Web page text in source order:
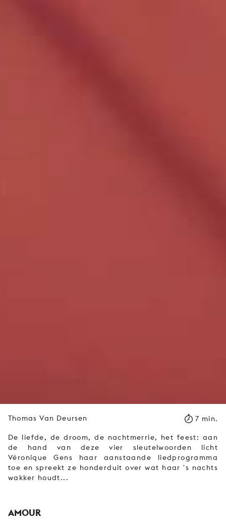
Thomas Van Deursen 7 min.
De liefde, de droom, de nachtmerrie, het feest: aan
de hand van deze vier sleutelwoorden licht
Véronique Gens haar aanstaande liedprogramma
toe en spreekt ze honderduit over wat haar 's nachts
wakker houdt...
AMOUR